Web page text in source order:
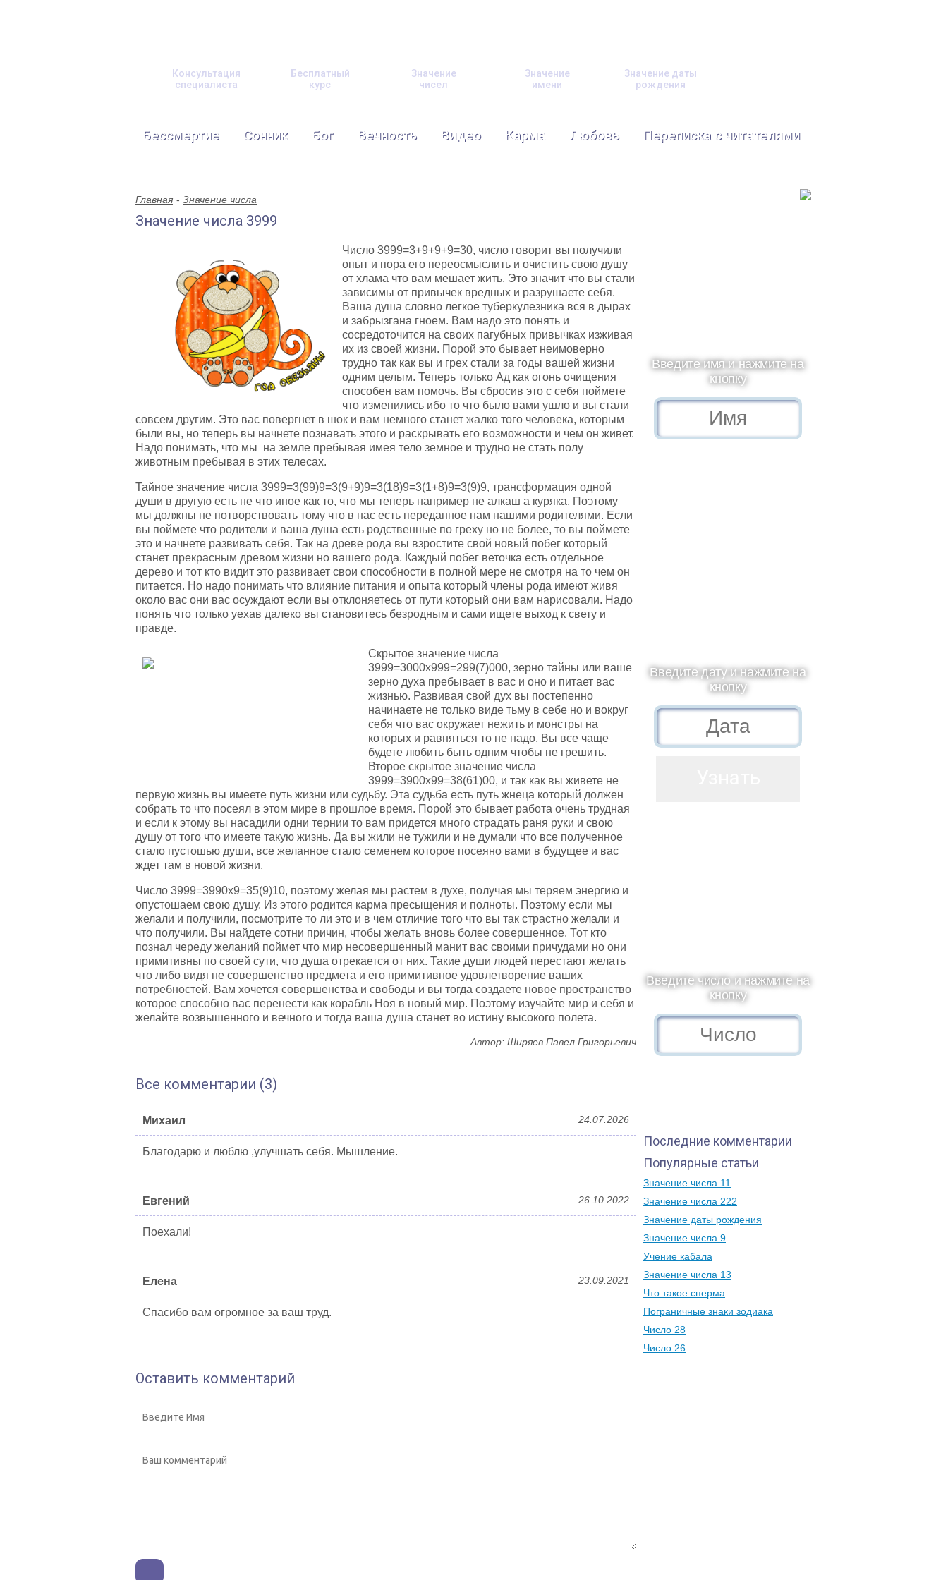
Консультация
специалиста
Бесплатный
курс
Значение
чисел
Значение
имени
Значение даты
рождения
Бессмертие Сонник Бог Вечность Видео Карма Любовь Переписка с читателями
Главная Значение числа
Значение числа 3999
Число 3999=3+9+9+9=30, число говорит вы получили
опыт и пора его переосмыслить и очистить свою душу
от хлама что вам мешает жить. Это значит что вы стали
зависимы от привычек вредных и разрушаете себя.
Ваша душа словно легкое туберкулезника вся в дырах
и забрызгана гноем. Вам надо это понять и
сосредоточится на своих пагубных привычках изживая
их из своей жизни. Порой это бывает неимоверно
трудно так как вы и грех стали за годы вашей жизни
одним целым. Теперь только Ад как огонь очищения
способен вам помочь. Вы сбросив это с себя поймете
что изменились ибо то что было вами ушло и вы стали
совсем другим. Это вас повергнет в шок и вам немного станет жалко того человека, которым
были вы, но теперь вы начнете познавать этого и раскрывать его возможности и чем он живет.
Надо понимать, что мы на земле пребывая имея тело земное и трудно не стать полу
животным пребывая в этих телесах.
Тайное значение числа 3999=3(99)9=3(9+9)9=3(18)9=3(1+8)9=3(9)9, трансформация одной
души в другую есть не что иное как то, что мы теперь например не алкаш а куряка. Поэтому
мы должны не потворствовать тому что в нас есть переданное нам нашими родителями. Если
вы поймете что родители и ваша душа есть родственные по греху но не более, то вы поймете
это и начнете развивать себя. Так на древе рода вы взростите свой новый побег который
станет прекрасным древом жизни но вашего рода. Каждый побег веточка есть отдельное
дерево и тот кто видит это развивает свои способности в полной мере не смотря на то чем он
питается. Но надо понимать что влияние питания и опыта который члены рода имеют живя
около вас они вас осуждают если вы отклоняетесь от пути который они вам нарисовали. Надо
понять что только уехав далеко вы становитесь безродным и сами ищете выход к свету и
правде.
Скрытое значение числа
3999=3000х999=299(7)000, зерно тайны или ваше
зерно духа пребывает в вас и оно и питает вас
жизнью. Развивая свой дух вы постепенно
начинаете не только виде тьму в себе но и вокруг
себя что вас окружает нежить и монстры на
которых и равняться то не надо. Вы все чаще
будете любить быть одним чтобы не грешить.
Второе скрытое значение числа
3999=3900х99=38(61)00, и так как вы живете не
первую жизнь вы имеете путь жизни или судьбу. Эта судьба есть путь жнеца который должен
собрать то что посеял в этом мире в прошлое время. Порой это бывает работа очень трудная
и если к этому вы насадили одни тернии то вам придется много страдать раня руки и свою
душу от того что имеете такую жизнь. Да вы жили не тужили и не думали что все полученное
стало пустошью души, все желанное стало семенем которое посеяно вами в будущее и вас
ждет там в новой жизни.
Число 3999=3990х9=35(9)10, поэтому желая мы растем в духе, получая мы теряем энергию и
опустошаем свою душу. Из этого родится карма пресыщения и полноты. Поэтому если мы
желали и получили, посмотрите то ли это и в чем отличие того что вы так страстно желали и
что получили. Вы найдете сотни причин, чтобы желать вновь более совершенное. Тот кто
познал череду желаний поймет что мир несовершенный манит вас своими причудами но они
примитивны по своей сути, что душа отрекается от них. Такие души людей перестают желать
что либо видя не совершенство предмета и его примитивное удовлетворение ваших
потребностей. Вам хочется совершенства и свободы и вы тогда создаете новое пространство
которое способно вас перенести как корабль Ноя в новый мир. Поэтому изучайте мир и себя и
желайте возвышенного и вечного и тогда ваша душа станет во истину высокого полета.
Автор: Ширяев Павел Григорьевич
Все комментарии (3)
Михаил 24.07.2026
Благодарю и люблю ,улучшать себя. Мышление.
Евгений 26.10.2022
Поехали!
Елена 23.09.2021
Спасибо вам огромное за ваш труд.
Оставить комментарий
Введите имя и нажмите на
кнопку
Введите дату и нажмите на
кнопку
Введите число и нажмите на
кнопку
Последние комментарии
Популярные статьи
Значение числа 11
Значение числа 222
Значение даты рождения
Значение числа 9
Учение кабала
Значение числа 13
Что такое сперма
Пограничные знаки зодиака
Число 28
Число 26